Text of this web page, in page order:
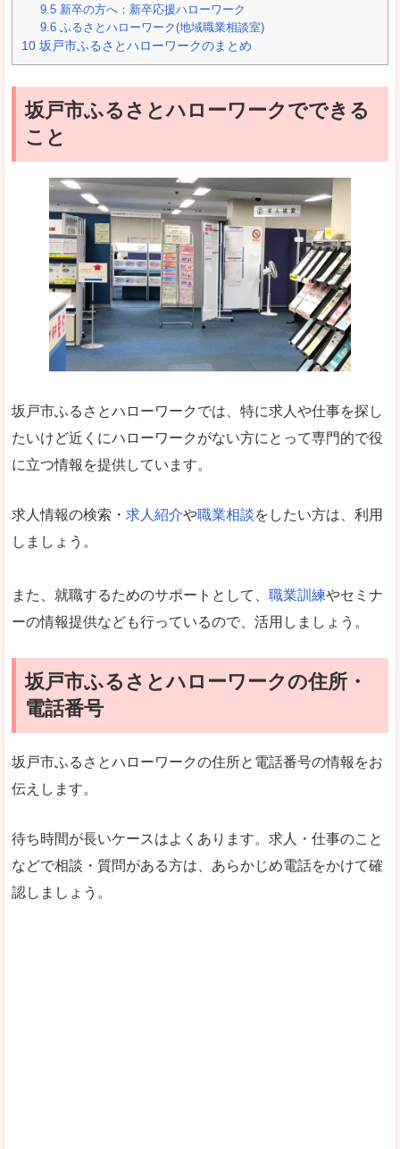
9.5 新卒の方へ：新卒応援ハローワーク
9.6 ふるさとハローワーク(地域職業相談室)
10 坂戸市ふるさとハローワークのまとめ
坂戸市ふるさとハローワークでできる
こと
坂戸市ふるさとハローワークでは、特に求人や仕事を探し
たいけど近くにハローワークがない方にとって専門的で役
に立つ情報を提供しています。
求人情報の検索・ 求人紹介や職業相談をしたい方は、利用
しましょう。
また、就職するためのサポートとして、 職業訓練やセミナ
ーの情報提供なども行っているので、活用しましょう。
坂戸市ふるさとハローワークの住所・
電話番号
坂戸市ふるさとハローワークの住所と電話番号の情報をお
伝えします。
待ち時間が長いケースはよくあります。求人・仕事のこと
などで相談・質問がある方は、あらかじめ電話をかけて確
認しましょう。